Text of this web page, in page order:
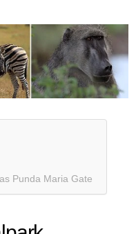
Punda Maria Gate